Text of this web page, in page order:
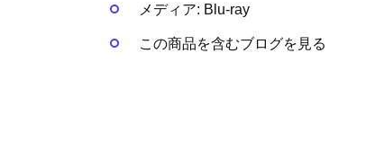
メディア: Blu-ray
この商品を含むブログを見る